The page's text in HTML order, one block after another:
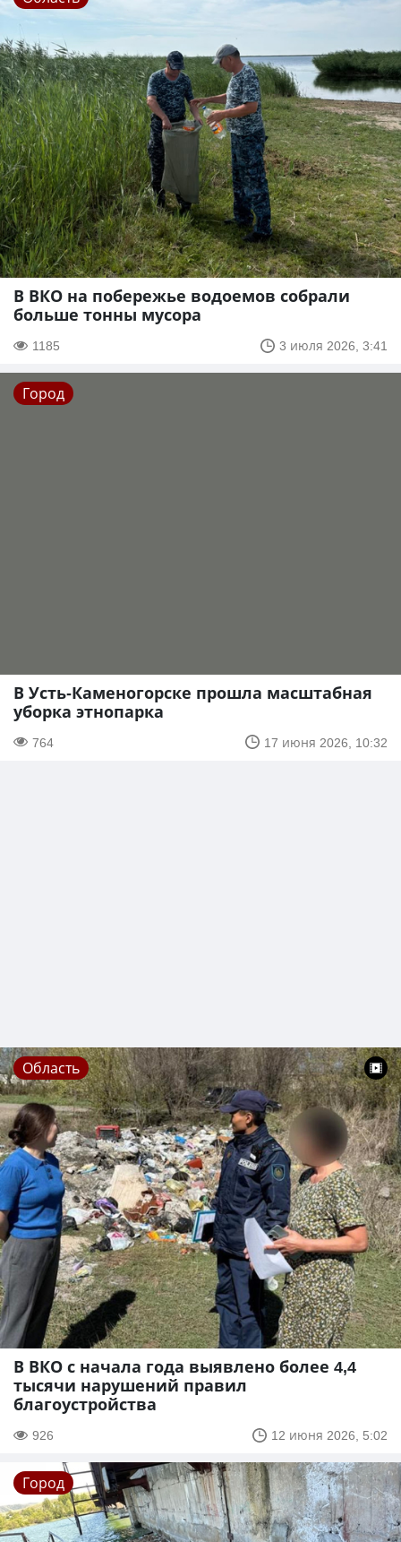
В ВКО на побережье водоемов собрали
больше тонны мусора
1185 3 июля 2026, 3:41
Город
В Усть-Каменогорске прошла масштабная
уборка этнопарка
764 17 июня 2026, 10:32
Область
В ВКО с начала года выявлено более 4,4
тысячи нарушений правил
благоустройства
926 12 июня 2026, 5:02
Город